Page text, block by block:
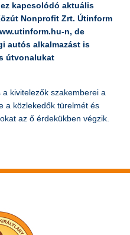
kapcsolódó aktuális
Nonprofit Zrt. Útinform
n, de
autós alkalmazást is
útvonalukat
kivitelezők szakemberei a
a közlekedők türelmét és
az ő érdekükben végzik.